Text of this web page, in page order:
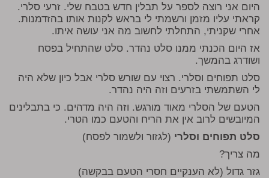
היום אני רוצה לספר על תבלין חדש בטבח שלי. זרעי סלרי.
קראתי עליו מזמן ורשמתי לי בראש לקנות אותו בהזדמנות.
אחרי שקניתי, התחלתי לחשוב מה אני עושה איתו.
אז היום הכנתי ממנו סלט נהדר. סלט שהתחיל בפסח
ושודרג בהמשך.
סלט תפוחים וסלרי. רצוי עם שורש סלרי אבל כיון שלא היה
לי השתמשתי בזרעים וזה היה נהדר.
הטעם של הסלרי מאוד מורגש. וזה היה מדהים. כי בתבלינים
המיובשים לרוב אין את הריח והטעם כמו הטרי.
סלט תפוחים וסלרי (לגזור ולשמור לפסח)
מה צריך?
גזר גדול (לא הענקיים חסרי הטעם בבקשה)